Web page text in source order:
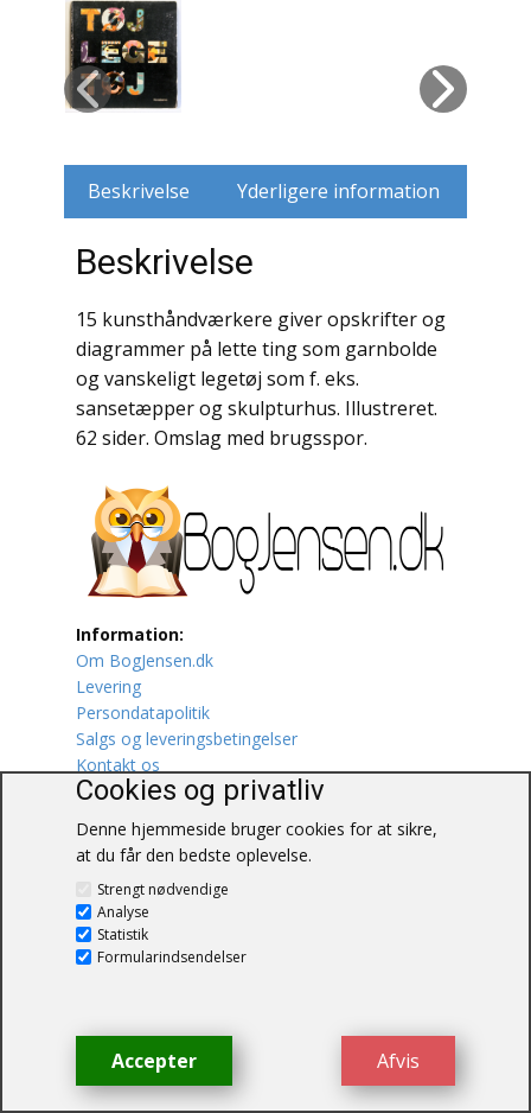
Hus / Have
Husdyr
Jernbaner
Kirkehistorie / Religion
Krige / Slag
Krop / Sind
Kunst
Litteraturhistorie
Lokalhistorie / Topografi
Lufttrafik / Fly
Lystfiskeri
Mad
Musik
Mytologi / Sagn / Sagaer
Naturen
Oldtidskundskab
Øvrige
Beskrivelse Yderligere information
Beskrivelse
15 kunsthåndværkere giver opskrifter og
diagrammer på lette ting som garnbolde
og vanskeligt legetøj som f. eks.
sansetæpper og skulpturhus. Illustreret.
62 sider. Omslag med brugsspor.
Information:
Om BogJensen.dk
Levering
Persondatapolitik
Salgs og leveringsbetingelser
Kontakt os
Blåkærvej 25
6052 Viuf
Tlf.:60703190
© BogJensen.dk – Alle rettigheder
forbeholdes.
Cookies og privatliv
Denne hjemmeside bruger cookies for at sikre,
at du får den bedste oplevelse.
Strengt nødvendige
Analyse
Statistik
Formularindsendelser
Afvis
Accepter